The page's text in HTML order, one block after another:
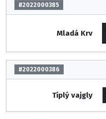
#2022000385
Mladá Krv
#2022000386
Típlý vajgly